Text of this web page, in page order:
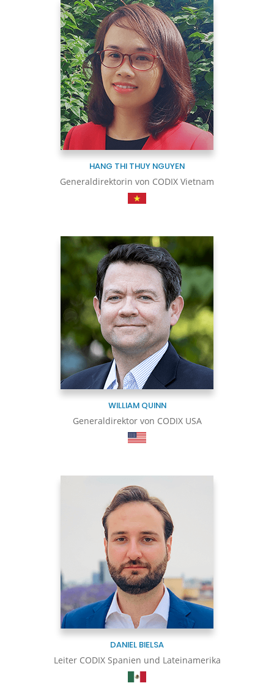
HANG THI THUY NGUYEN
Generaldirektorin von CODIX Vietnam
WILLIAM QUINN
Generaldirektor von CODIX USA
DANIEL BIELSA
Leiter CODIX Spanien und Lateinamerika